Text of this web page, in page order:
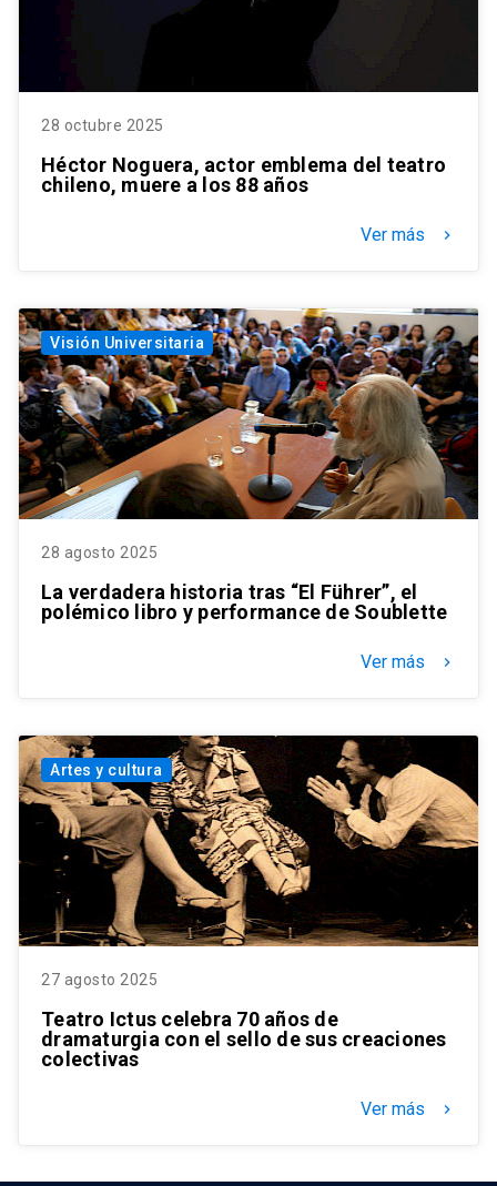
28 octubre 2025
Héctor Noguera, actor emblema del teatro
chileno, muere a los 88 años
Ver más keyboard_arrow_right
Visión Universitaria
28 agosto 2025
La verdadera historia tras “El Führer”, el
polémico libro y performance de Soublette
Ver más keyboard_arrow_right
Artes y cultura
27 agosto 2025
Teatro Ictus celebra 70 años de
dramaturgia con el sello de sus creaciones
colectivas
Ver más keyboard_arrow_right